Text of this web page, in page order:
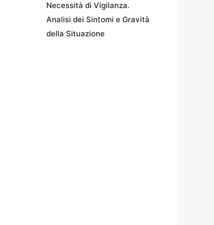
Necessità di Vigilanza.
Analisi dei Sintomi e Gravità
della Situazione